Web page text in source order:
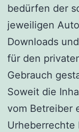
bedürfen der
jeweiligen
Downloads
für den
Gebrauch
Soweit die
vom Betreiber
Urheberrechte